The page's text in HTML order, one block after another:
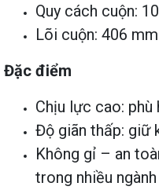
Quy cách cuộn:
Lõi cuộn: 406 mm
Đặc điểm
Chịu lực cao: phù
Độ giãn thấp: giữ
Không gỉ – an
trong nhiều ngành